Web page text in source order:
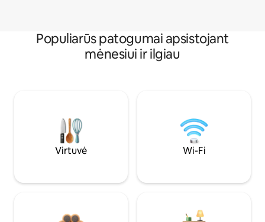
Populiarūs patogumai apsistojant
mėnesiui ir ilgiau
Virtuvė Wi-Fi